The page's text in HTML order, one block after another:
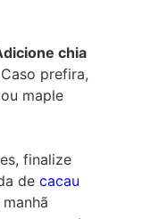
chia
prefira,
maple
finalize
de cacau